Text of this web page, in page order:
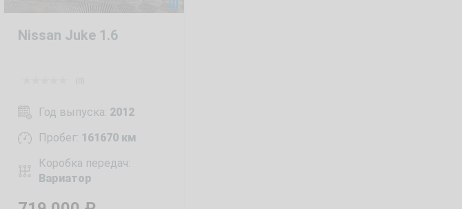
Nissan Juke 1.6
Год выпуска: 2012
Пробег: 161670 км
Коробка передач:
Вариатор